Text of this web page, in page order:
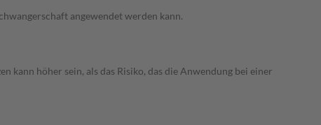
angewendet werden kann.
höher sein, als das Risiko, das die Anwendung bei einer